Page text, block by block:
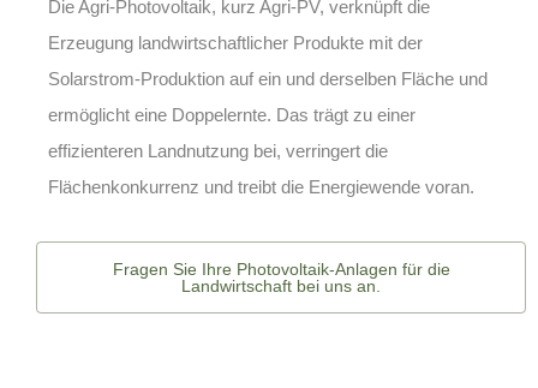
DieAgri-Photovoltaik, kurz Agri-PV, verknüpft die
Erzeugung landwirtschaftlicher Produkte mit der
Solarstrom-Produktion auf ein und derselben Fläche und
ermöglicht eine Doppelernte. Das trägt zu einer
effizienteren Landnutzung bei, verringert die
Flächenkonkurrenz und treibt die Energiewende voran.
Fragen Sie Ihre Photovoltaik-Anlagen für die
Landwirtschaft bei uns an.